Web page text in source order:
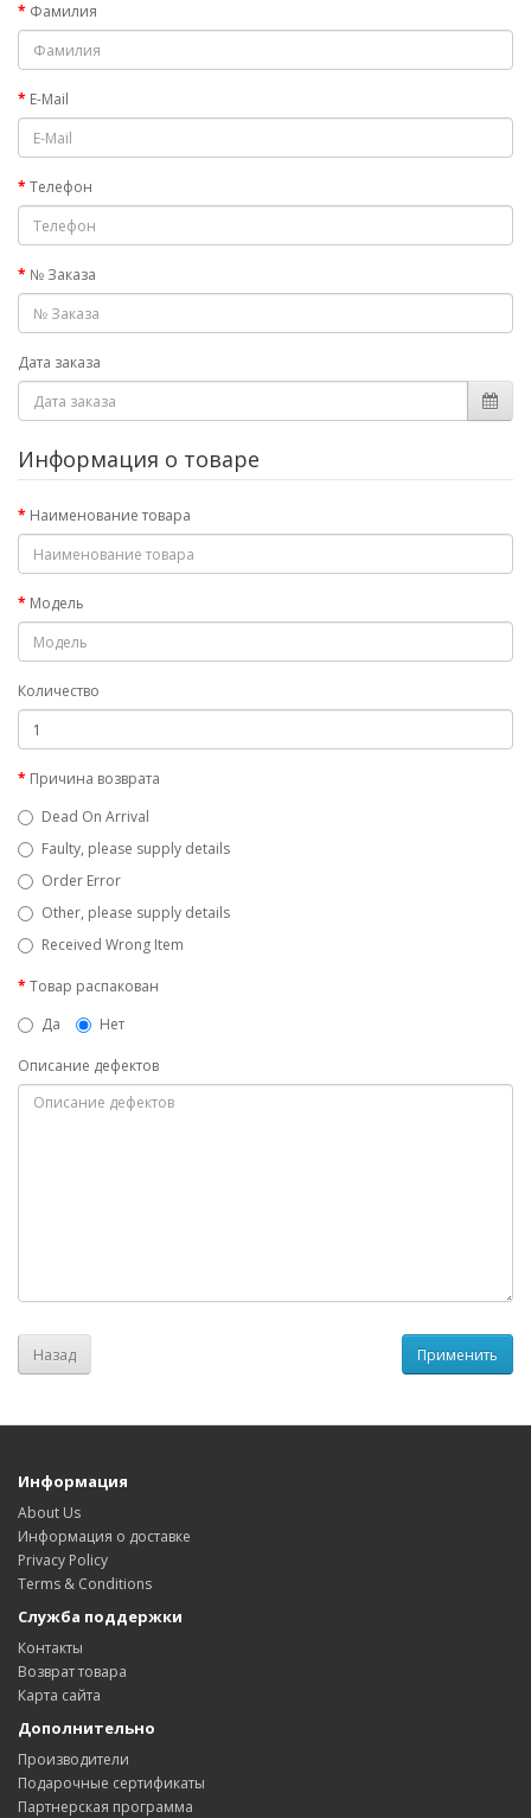
Фамилия
E-Mail
Телефон
№ Заказа
Дата заказа
Информация о товаре
Наименование товара
Модель
Количество
Причина возврата
Dead On Arrival
Faulty, please supply details
Order Error
Other, please supply details
Received Wrong Item
Товар распакован
Да
Нет
Описание дефектов
Назад
Информация
About Us
Информация о доставке
Privacy Policy
Terms & Conditions
Служба поддержки
Контакты
Возврат товара
Карта сайта
Дополнительно
Производители
Подарочные сертификаты
Партнерская программа